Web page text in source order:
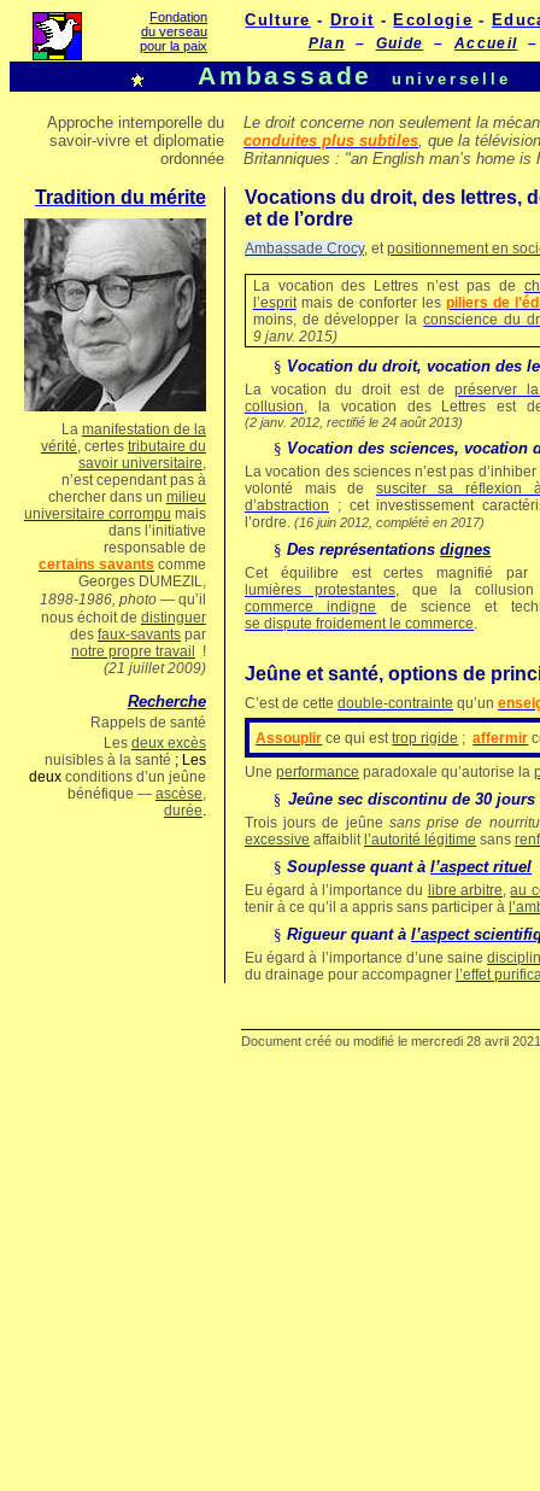
Fondation
du verseau
pour la paix
Culture - Droit - Ecologie -
Plan – Guide – Accueil –
Ambassade universelle
Approche intemporelle du
savoir-vivre et diplomatie
ordonnée
Le droit concerne non seulement la
conduites plus subtiles, que la
Britanniques : "an English man’s homeis
Tradition du mérite
La manifestation de la
vérité, certes tributaire du
savoir universitaire,
n’est cependant pas à
chercher dans un milieu
universitaire corrompu mais
dans l’initiative
responsable de
certains savants comme
Georges DUMEZIL,
1898‑1986, photo — qu’il
nous échoit de distinguer
des faux‑savantspar
notre propre travail
!
(21 juillet 2009)
Recherche
Rappels de santé
Les deux excès
nuisibles à la santé ; Les
deux conditions d’un jeûne
bénéfique — ascèse
durée
Vocations du droit, des lettres,
et de l’ordre
Ambassade Crocy, etpositionnement en
La vocation des Lettres n’est pas de
l’espritmais de conforter les piliers de
moins, de développer laconscience du
9 janv. 2015)
§ Vocation du droit, vocation des
La vocation du droitest de
préserver
collusion, la vocation des Lettres est
(2 janv. 2012, rectifié le 24 août 2013)
§ Vocation des sciences, vocation
La vocation des sciencesn’est pas
volonté mais de susciter sa réflexion
d’abstraction ; cet investissement
l’ordre.(16 juin 2012, complété en 2017)
§ Des représentationsdignes
Cet équilibre est certes magnifié par
lumières protestantes, que la
commerce indigne
de science et
se dispute froidement le commerce.
Jeûne et santé, options de
C’est de cettedouble-contrainte qu’un
Assouplir ce qui esttrop rigide ; affermir
Uneperformance paradoxale qu’autorise la
§ Jeûne sec discontinu de 30
Trois jours de jeûne sans prise de
excessive affaiblit l’autorité légitime sans
§ Souplesse quant àl’aspect rituel
Eu égard à l’importance du libre arbitre,au
tenir à ce qu’il a appris sans participer à
§ Rigueur quant àl’aspect
Eu égard à l’importance d’une saine
du drainage pour accompagner l’effet
Document créé ou modifié le mercredi 28 avril 2021